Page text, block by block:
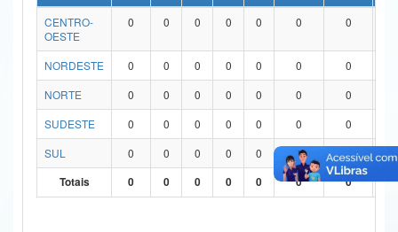
Ministério da Ciência, Tecnologia, Inovações e Comunicações
Ministério do Turismo
Ministério do Desenvolvimento Regional
Ministério da Mulher, da Família e dos Direitos Humanos
CENTRO-
OESTE
0 0 0 0 0 0 0
NORDESTE 0 0 0 0 0 0 0
NORTE
0 0 0 0 0 0 0
SUDESTE
0 0 0 0 0 0 0
SUL
0 0 0 0 0 0 0
0
Totais
0 0 0 0 0 0 0 0